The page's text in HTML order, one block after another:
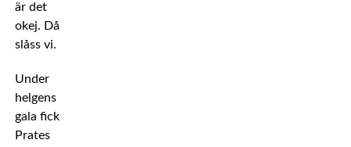
är det
okej. Då
slåss vi.
Under
helgens
gala fick
Prates